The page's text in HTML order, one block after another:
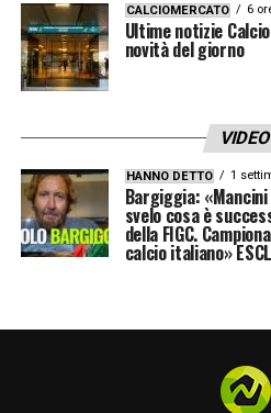
CALCIOMERCATO 6
Ultime notizie
novità del giorno
VIDEO
HANNO DETTO 1
Bargiggia: «Mancini
svelo cosa è
della FIGC.
calcio italiano»